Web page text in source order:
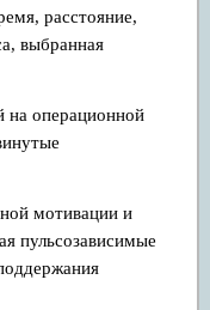
расстояние,
выбранная
на операционной
мотивации и
пульсозависимые